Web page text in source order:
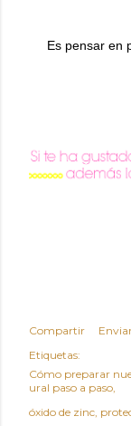
Es pensar en
Compartir
Etiquetas:
Cómo preparar
ural paso a paso
óxido de zinc